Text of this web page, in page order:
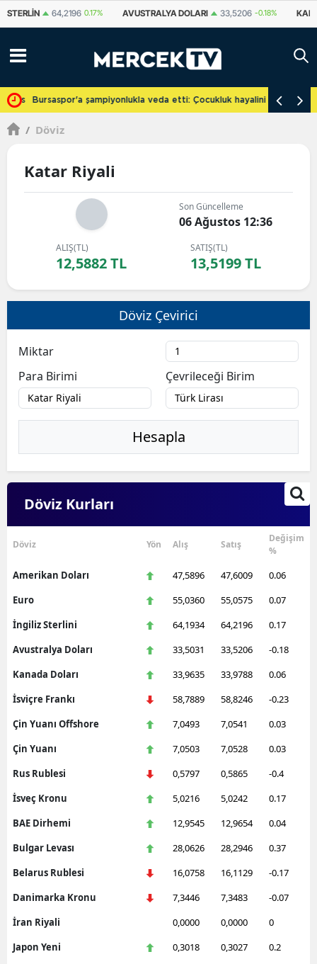
64,2196 0.17% AVUSTRALYA DOLARI 33,5206 -0.18%
Bursaspor'a şampiyonlukla veda etti: Çocukluk hayalini
/ Döviz
Katar Riyali
Son Güncelleme
06 Ağustos 12:36
ALIŞ(TL)
12,5882 TL
SATIŞ(TL)
13,5199 TL
Döviz Çevirici
Miktar
Para Birimi
Çevrileceği Birim
Hesapla
Döviz Kurları
Döviz Yön Alış Satış
Değişim
%
Amerikan Doları 47,5896 47,6009
0.06
Euro
55,0360 55,0575
0.07
İngiliz Sterlini
64,1934 64,2196
0.17
Avustralya Doları
33,5031 33,5206
-0.18
Kanada Doları
33,9635 33,9788
0.06
İsviçre Frankı
58,7889 58,8246
-0.23
Çin Yuanı Offshore
7,0493 7,0541
0.03
Çin Yuanı
7,0503 7,0528
0.03
Rus Rublesi
0,5797 0,5865
-0.4
İsveç Kronu
5,0216 5,0242
0.17
BAE Dirhemi
12,9545 12,9654
0.04
Bulgar Levası
28,0626 28,2946
0.37
Belarus Rublesi
16,0758 16,1129
-0.17
Danimarka Kronu
7,3446 7,3483
-0.07
İran Riyali
0,0000 0,0000
0
Japon Yeni
0,3018 0,3027
0.2